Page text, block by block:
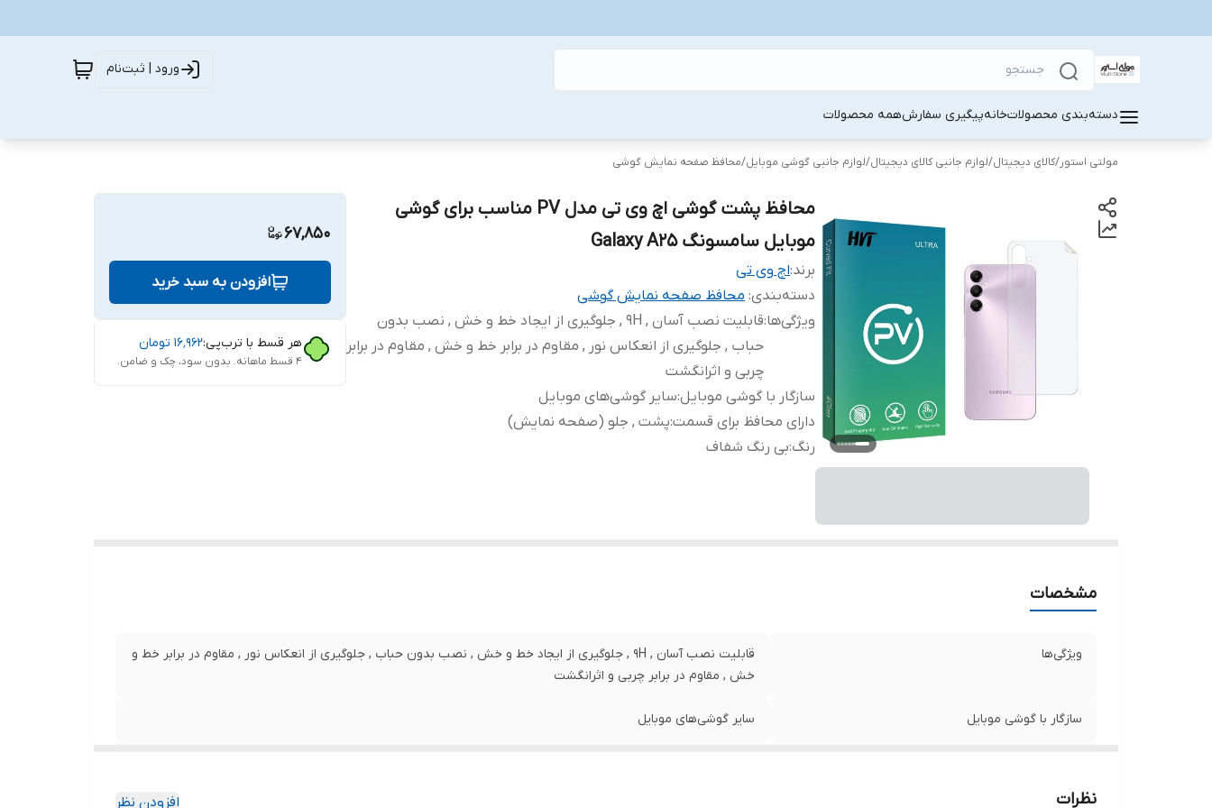
ورود | ثبت‌نام
دسته‌بندی محصولاتخانهپیگیری سفارشهمه محصولات
مولتی استور/کالای دیجیتال/لوازم جانبی کالای دیجیتال/لوازم جانبی گوشی موبایل/محافظ صفحه نمایش گوشی
محافظ پشت گوشی اچ وی تی مدل PV مناسب برای گوشی
موبایل سامسونگ Galaxy A25
برند:اچ وی تی
دسته‌بندی: محافظ صفحه نمایش گوشی
ویژگی‌ها:
قابلیت نصب آسان , 9H , جلوگیری از ایجاد خط و خش , نصب بدون
حباب , جلوگیری از انعکاس نور , مقاوم در برابر خط و خش , مقاوم در برابر
چربی و اثرانگشت
سازگار با گوشی موبایل:سایر گوشی‌های موبایل
دارای محافظ برای قسمت:پشت , جلو (صفحه نمایش)
رنگ:بی رنگ شفاف
67,850
افزودن به سبد خرید
هر قسط با ترب‌پی:۱۶٬۹۶۲ تومان
۴ قسط ماهانه. بدون سود، چک و ضامن.
مشخصات
ویژگی‌ها
قابلیت نصب آسان , 9H , جلوگیری از ایجاد خط و خش , نصب بدون حباب , جلوگیری از انعکاس نور , مقاوم در برابر خط و
خش , مقاوم در برابر چربی و اثرانگشت
سازگار با گوشی موبایل سایر گوشی‌های موبایل
نظرات افزودن نظر